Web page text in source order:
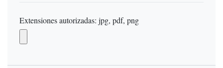
Extensiones autorizadas: jpg, pdf, png